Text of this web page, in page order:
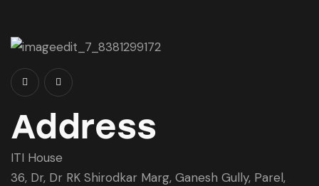
Address
ITI House
36, Dr, Dr RK Shirodkar Marg, Ganesh Gully, Parel,